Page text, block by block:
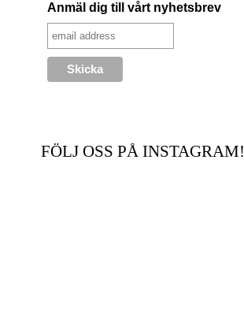
Anmäl dig till vårt nyhetsbrev
FÖLJ OSS PÅ INSTAGRAM!